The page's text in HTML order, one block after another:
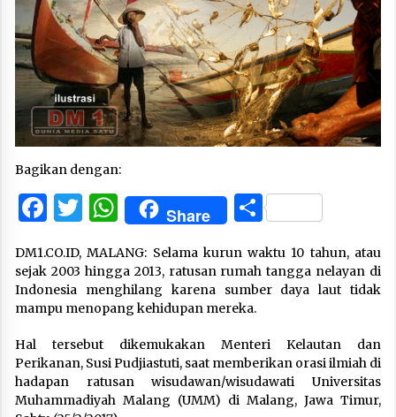
Bagikan dengan:
Facebook
Twitter
WhatsApp
Share Share
DM1.CO.ID, MALANG: Selama kurun waktu 10 tahun, atau
sejak 2003 hingga 2013, ratusan rumah tangga nelayan di
Indonesia menghilang karena sumber daya laut tidak
mampu menopang kehidupan mereka.
Hal tersebut dikemukakan Menteri Kelautan dan
Perikanan, Susi Pudjiastuti, saat memberikan orasi ilmiah di
hadapan ratusan wisudawan/wisudawati Universitas
Muhammadiyah Malang (UMM) di Malang, Jawa Timur,